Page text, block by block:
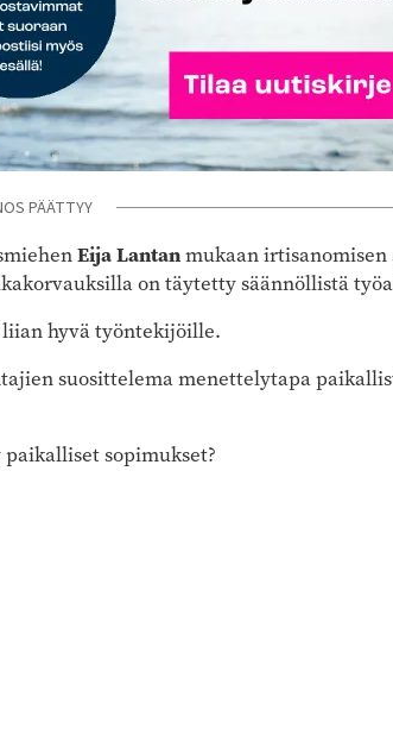
PÄÄTTYY
Eija Lantanmukaan irtisanomisen
on täytetty säännöllistä
hyvä työntekijöille.
suosittelema menettelytapa
sopimukset?